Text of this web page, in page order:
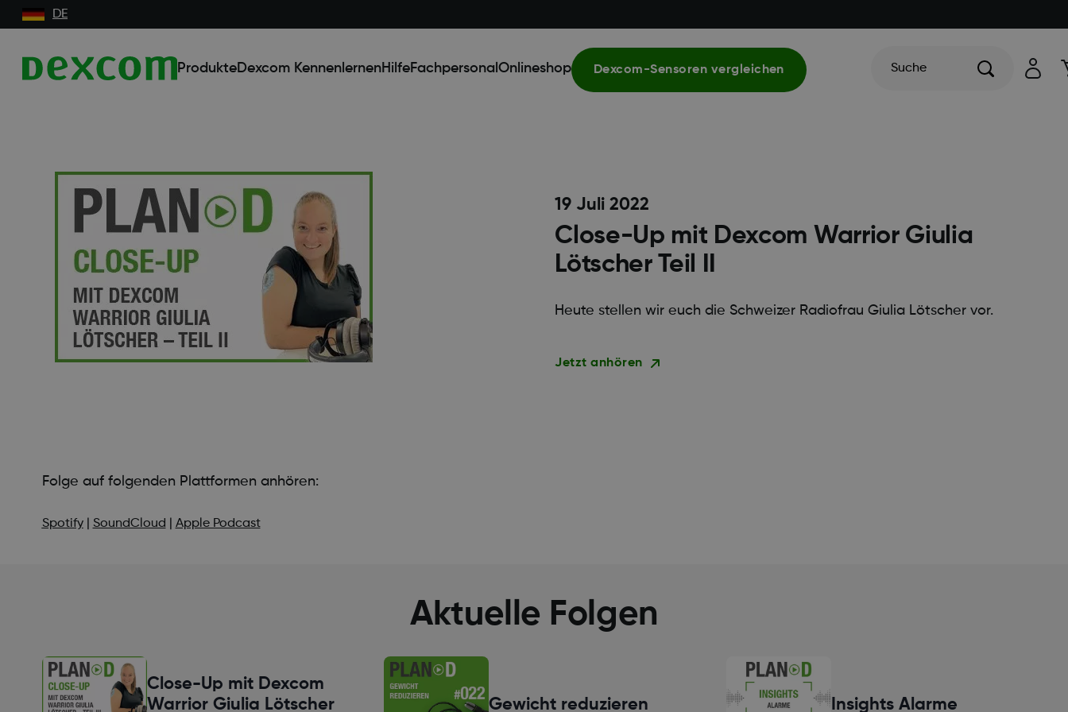
DE
ProdukteDexcom KennenlernenHilfeFachpersonal Onlineshop Dexcom-Sensoren vergleichen Suche
19 Juli 2022
Close-Up mit Dexcom Warrior Giulia
Lötscher Teil II
Heute stellen wir euch die Schweizer Radiofrau Giulia Lötscher vor.
Jetzt anhören
Folge auf folgenden Plattformen anhören:
Spotify| SoundCloud Apple Podcast
Aktuelle Folgen
Close-Up mit Dexcom
Warrior Giulia Lötscher
Gewicht reduzieren Insights Alarme